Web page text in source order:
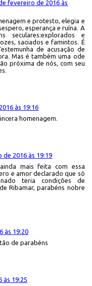
fevereiro de 2016 às
e protesto, elegia e
esperança e ruína. A
seculares:explorados e
saciados e famintos. É
de acusação de
Mas é também uma ode
próxima de nós, com seu
às 19:16
homenagem.
de 2016 às 19:19
mais feita com essa
e amor declarado que só
teria condições de
Ribamar, parabéns nobre
às 19:20
de parabéns
às 19:25